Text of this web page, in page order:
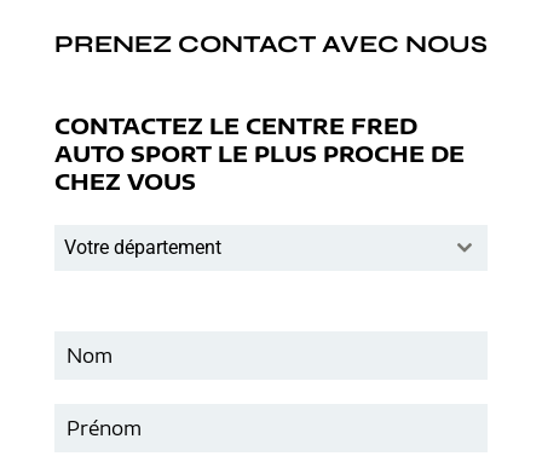
PRENEZ CONTACT AVEC NOUS
CONTACTEZ LE CENTRE FRED
AUTO SPORT LE PLUS PROCHE DE
CHEZ VOUS
Votre département